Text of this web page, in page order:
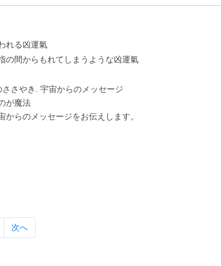
れる凶運氣
の間からもれてしまうような凶運氣
さやき. 宇宙からのメッセージ
が魔法
からのメッセージをお伝えします。
次へ